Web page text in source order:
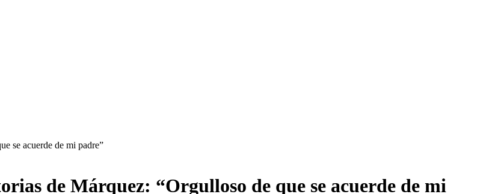
se acuerde de mi padre”
de Márquez: “Orgulloso de que se acuerde de mi